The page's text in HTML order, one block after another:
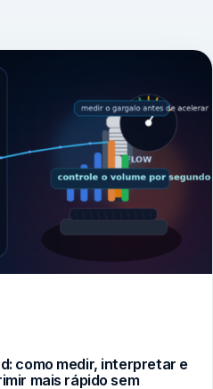
como medir, interpretar e
mais rápido sem